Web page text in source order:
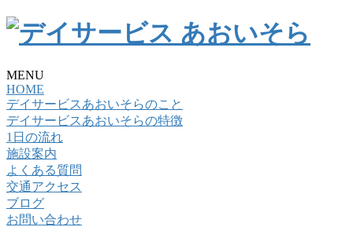
MENU
HOME
デイサービスあおいそらのこと
デイサービスあおいそらの特徴
1日の流れ
施設案内
よくある質問
交通アクセス
ブログ
お問い合わせ